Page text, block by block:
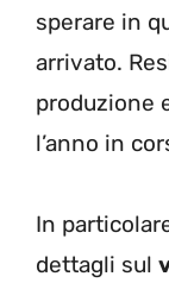
sperare in
arrivato.
produzione
l’anno in
In
dettagli sul